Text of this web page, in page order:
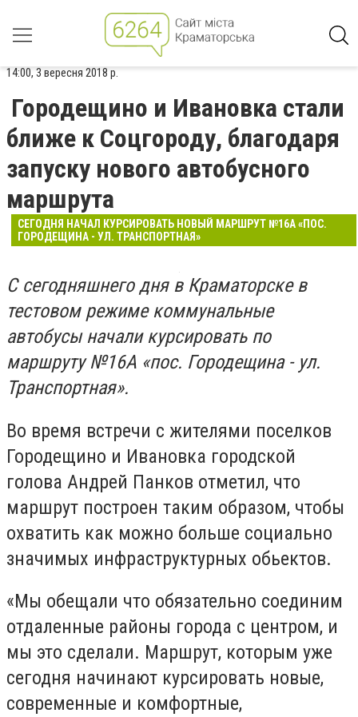
14:00, 3 вересня 2018 р.
Городещино и Ивановка стали
ближе к Соцгороду, благодаря
запуску нового автобусного
маршрута
СЕГОДНЯ НАЧАЛ КУРСИРОВАТЬ НОВЫЙ МАРШРУТ №16А «ПОС.
ГОРОДЕЩИНА - УЛ. ТРАНСПОРТНАЯ»
С сегодняшнего дня в Краматорске в
тестовом режиме коммунальные
автобусы начали курсировать по
маршруту №16А «пос. Городещина - ул.
Транспортная».
Во время встречи с жителями поселков
Городещино и Ивановка городской
голова Андрей Панков отметил, что
маршрут построен таким образом, чтобы
охватить как можно больше социально
значимых инфраструктурных обьектов.
«Мы обещали что обязательно соединим
отдаленные районы города с центром, и
мы это сделали. Маршрут, которым уже
сегодня начинают курсировать новые,
современные и комфортные,